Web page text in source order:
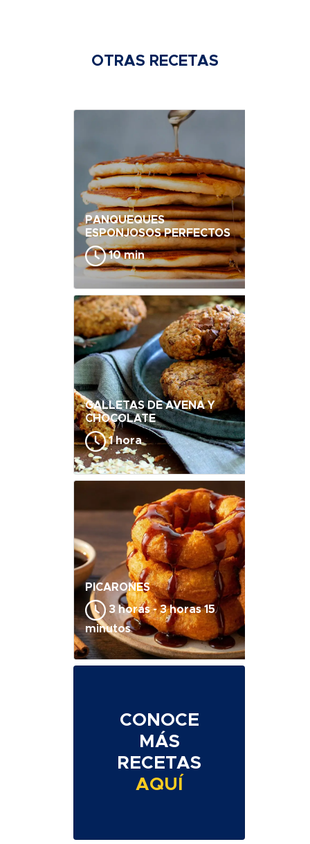
OTRAS RECETAS
PANQUEQUES
ESPONJOSOS PERFECTOS
10 min
GALLETAS DE AVENA Y
CHOCOLATE
1 hora
PICARONES
3 horas - 3 horas 15
minutos
CONOCE
MÁS
RECETAS
AQUÍ